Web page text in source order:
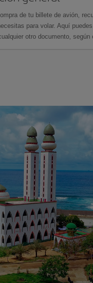
de tu billete de avión,
para volar. Aquí
otro documento,